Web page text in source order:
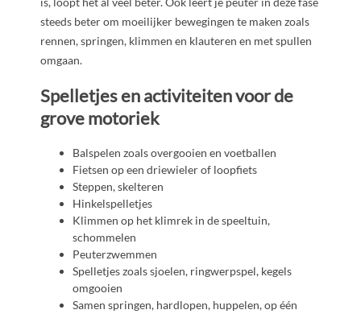
steeds beter om moeilijker bewegingen te maken zoals
rennen, springen, klimmen en klauteren en met spullen
omgaan.
Spelletjes en activiteiten voor de
grove motoriek
Balspelen zoals overgooien en voetballen
Fietsen op een driewieler of loopfiets
Steppen, skelteren
Hinkelspelletjes
Klimmen op het klimrek in de speeltuin,
schommelen
Peuterzwemmen
Spelletjes zoals sjoelen, ringwerpspel, kegels
omgooien
Samen springen, hardlopen, huppelen, op één